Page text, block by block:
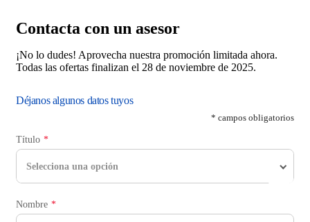
Contacta con un asesor
¡No lo dudes! Aprovecha nuestra promoción limitada ahora.
Todas las ofertas finalizan el 28 de noviembre de 2025.
Déjanos algunos datos tuyos
* campos obligatorios
Título
Selecciona una opción
Nombre